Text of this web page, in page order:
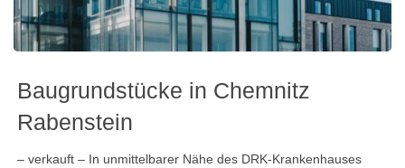
Baugrundstücke in Chemnitz
Rabenstein
– verkauft – In unmittelbarer Nähe des DRK-Krankenhauses